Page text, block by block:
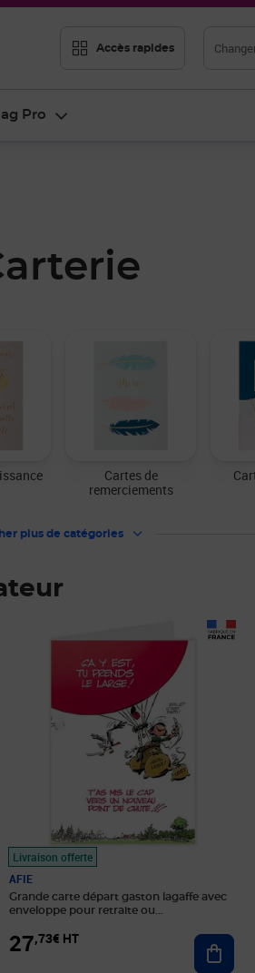
Accès rapides
Pro
Cartes de
remerciements
plus de catégories
au panier
Livraison offerte
AFIE
Grande carte départ gaston lagaffe avec
enveloppe pour retraite ou
27,73€ HT